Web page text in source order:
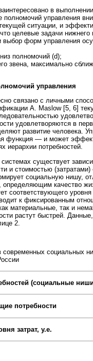
в
управления
ситуации, и
целевые задачи нижнего
выбор форм управления
полномочий (d);
звена, максимально
управления
связано с личными
А. Maslow [5, 6]
удовлетворяются в
развитие человека.
функция — и может
иерархии потребностей.
существует
и стоимостью (затратами)
социальную нишу,
определяющим качество
соответствующего уровня
к фиксированным
материальные, так и
растут быстрей.
2.
социальных
(социальные
потребности
затрат, у.е.